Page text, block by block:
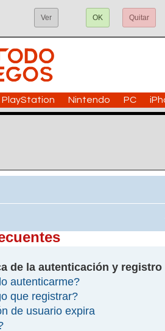
Ver OK Quitar
PlayStation Nintendo PC
de la autenticación y registro
autenticarme?
que registrar?
de usuario expira